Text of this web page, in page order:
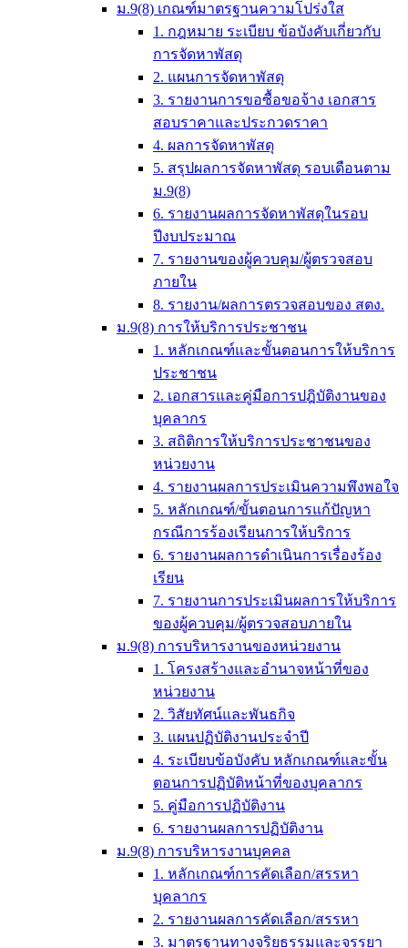
ม.9(8) เกณฑ์มาตรฐานความโปร่งใส
1. กฎหมาย ระเบียบ ข้อบังคับเกี่ยวกับ
การจัดหาพัสดุ
2. แผนการจัดหาพัสดุ
3. รายงานการขอซื้อขอจ้าง เอกสาร
สอบราคาและประกวดราคา
4. ผลการจัดหาพัสดุ
5. สรุปผลการจัดหาพัสดุ รอบเดือนตาม
ม.9(8)
6. รายงานผลการจัดหาพัสดุในรอบ
ปีงบประมาณ
7. รายงานของผู้ควบคุม/ผู้ตรวจสอบ
ภายใน
8. รายงาน/ผลการตรวจสอบของ สตง.
ม.9(8) การให้บริการประชาชน
1. หลักเกณฑ์และขั้นตอนการให้บริการ
ประชาชน
2. เอกสารและคู่มือการปฎิบัติงานของ
บุคลากร
3. สถิติการให้บริการประชาชนของ
หน่วยงาน
4. รายงานผลการประเมินความพึงพอใจ
5. หลักเกณฑ์/ขั้นตอนการแก้ปัญหา
กรณีการร้องเรียนการให้บริการ
6. รายงานผลการดำเนินการเรื่องร้อง
เรียน
7. รายงานการประเมินผลการให้บริการ
ของผู้ควบคุม/ผู้ตรวจสอบภายใน
ม.9(8) การบริหารงานของหน่วยงาน
1. โครงสร้างและอำนาจหน้าที่ของ
หน่วยงาน
2. วิสัยทัศน์และพันธกิจ
3. แผนปฏิบัติงานประจำปี
4. ระเบียบข้อบังคับ หลักเกณฑ์และขั้น
ตอนการปฏิบัติหน้าที่ของบุคลากร
5. คู่มือการปฏิบัติงาน
6. รายงานผลการปฏิบัติงาน
ม.9(8) การบริหารงานบุคคล
1. หลักเกณฑ์การคัดเลือก/สรรหา
บุคลากร
2. รายงานผลการคัดเลือก/สรรหา
3. มาตรฐานทางจริยธรรมและจรรยา